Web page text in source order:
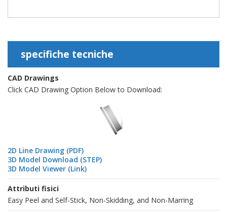
specifiche tecniche
CAD Drawings
Click CAD Drawing Option Below to Download:
2D Line Drawing (PDF)
3D Model Download (STEP)
3D Model Viewer (Link)
Attributi fisici
Easy Peel and Self-Stick, Non-Skidding, and Non-Marring